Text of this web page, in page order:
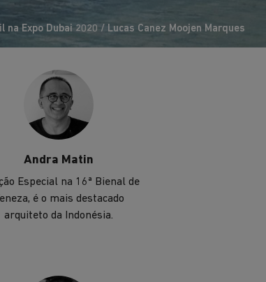
na Expo Dubai 2020 / Lucas Canez Moojen Marques
mundo.
Andra Matin
Especial na 16ª Bienal de
é o mais destacado
arquiteto da Indonésia.